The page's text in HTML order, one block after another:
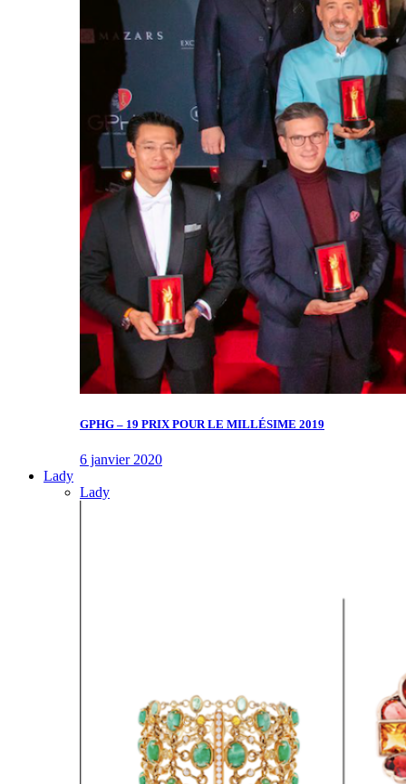
GPHG – 19 PRIX POUR LE MILLÉSIME 2019
6 janvier 2020
Lady
Lady